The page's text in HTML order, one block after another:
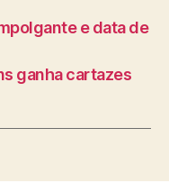
e data de
ganha cartazes